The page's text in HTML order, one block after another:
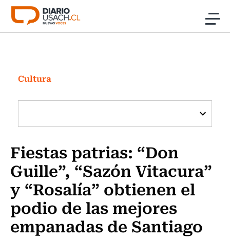
Click acá para ir directamente al contenido
Investigación
Cultura
Programas Radio y TV Usach
Cultura
Fiestas patrias: “Don
Guille”, “Sazón Vitacura”
y “Rosalía” obtienen el
podio de las mejores
empanadas de Santiago